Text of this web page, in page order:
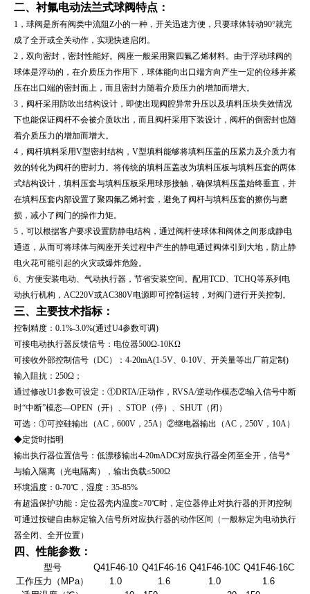
二、 衬氟电动法兰式球阀特点：
1，球阀是所有阀类中流阻Z小的一种，开关迅速方便，只要球体转动90°就完
成了全开或全关动作，实现快速启闭。
2，双向密封，密封性能好。阀座一般采用聚四氟乙烯材料。由于浮动球阀的
球体是浮动的，在介质压力作用下，球体能向出口端方向产生一定的位移并紧
压在出口端的密封面上，而且密封力随着介质压力的增加而增大。
3，阀杆采用防吹出结构设计，即使出现阀腔异常升压以及填料压块失效情况
下也能保证阀杆不会被介质吹出，而且阀杆采用下装设计，阀杆的倒密封也随
着介质压力的增加而增大。
4，阀杆填料采用V型密封结构，V型填料能够将填料压盖的压紧力及介质力有
效的转化为阀杆的密封力。将传统的填料压盖改为填料压板与填料压套的两体
式结构设计，填料压套与填料压板采用球形接触，确保填料压盖始终垂直，并
在填料压套内部设置了聚四氟乙烯衬套，避免了阀杆与填料压套的擦伤与磨
损，减小了阀门的操作力矩。
5，可以根据客户要求设置防静电结构，通过阀杆使球体和阀体之间形成静电
通道，从而可将球体与阀座开关过程中产生的静电通过阀体引到大地，防止静
电火花可能引起的火灾或爆炸危险。
6、方便安装电动、气动执行器，节省安装空间。配用TCD、 TCHQ等系列电
动执行机构，AC220V或AC380V电源即可控制运转，对阀门进行开关控制。
三、主要技术指标：
控制精度：0.1%-3.0%(通过U4参数可调)
可接电动执行器反馈信号：电位器500Ω-10KΩ
可接收外部控制信号（DC）：4-20mA(1-5V、0-10V、开关量等出厂前定制)
输入阻抗：250Ω；
通过修改U1参数可设定：①DRTA/正动作，RVSA/逆动作模态②输入信号中断
时“中断”模态—OPEN（开）、STOP（停）、SHUT（闭）
可选：①可控硅输出（AC，600V，25A）②继电器输出（AC，250V，10A）
◆定货时指明
输出执行器位置信号：低漂移输出4-20mADC对应执行器全闭至全开，信号*
与输入隔离（光电隔离），输出负载≤500Ω
环境温度：0-70℃，湿度：35-85%
有超温保护功能：定位器壳内温度≥70℃时，定位器停止对执行器的开闭控制
可通过按键自由标定输入信号所对应执行器的动作区间（一般标定为电动执行
器全闭、全开位置）
四、性能参数：
型号 Q41F46-10 Q41F46-16 Q41F46-10C Q41F46-16C
工作压力（MPa）
1.0 1.6 1.0
1.6